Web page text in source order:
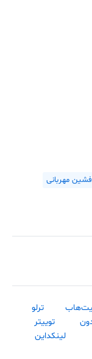
مهربانی
ترلو
توییتر
لینکداین